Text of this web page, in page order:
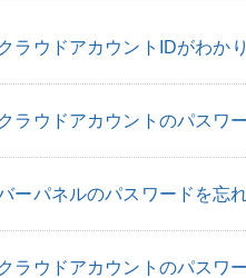
ラウドアカウントIDがわか
ラウドアカウントのパスワ
ーパネルのパスワードを忘
ラウドアカウントのパスワ